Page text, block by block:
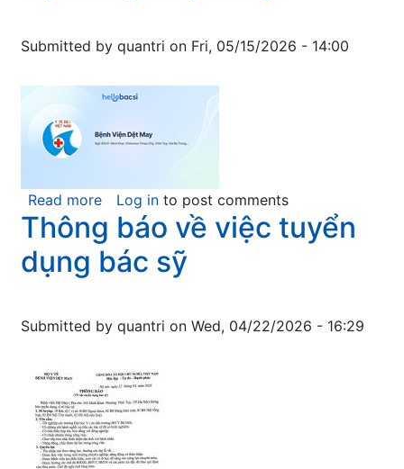
Submitted by quantri on Fri, 05/15/2026 - 14:00
Read more about
Thông
báo
mời
Sửa
bàn
mổ
điện
thủy
lực
Log in to post comments
Thông báo về việc tuyển
dụng bác sỹ
Submitted by quantri on Wed, 04/22/2026 - 16:29